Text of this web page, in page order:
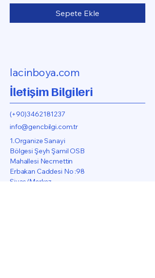
Sepete Ekle
lacinboya.com
İletişim Bilgileri
(+90)3462181237
info@gencbilgi.com.tr
1.Organize Sanayi
Bölgesi Şeyh Şamil OSB
Mahallesi Necmettin
Erbakan Caddesi No :98
Sivas/Merkez